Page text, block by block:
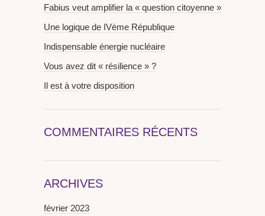
Fabius veut amplifier la « question citoyenne »
Une logique de IVème République
Indispensable énergie nucléaire
Vous avez dit « résilience » ?
Il est à votre disposition
COMMENTAIRES RÉCENTS
ARCHIVES
février 2023